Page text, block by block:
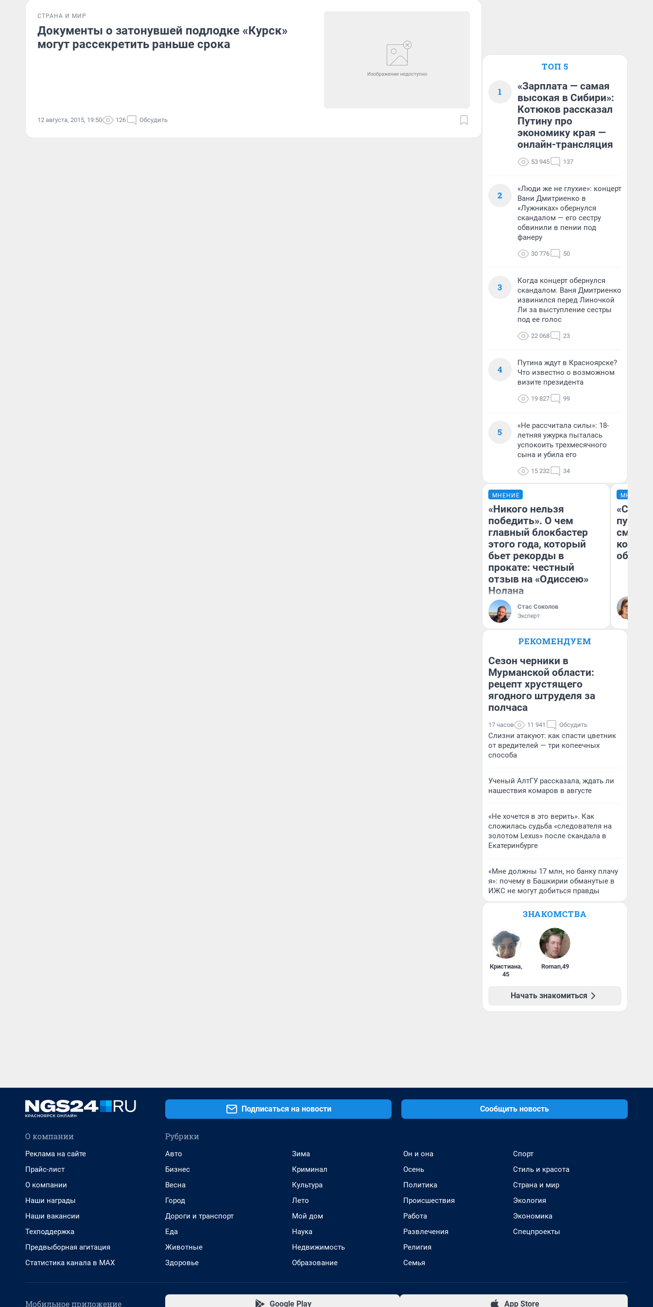
СТРАНА И МИР
Документы о затонувшей подлодке «Курск»
могут рассекретить раньше срока
12 августа, 2015, 19:50 126 Обсудить
ТОП 5
1
«Зарплата — самая
высокая в Сибири»:
Котюков рассказал
Путину про
экономику края —
онлайн-трансляция
53 945 137
2
«Люди же не глухие»: концерт
Вани Дмитриенко в
«Лужниках» обернулся
скандалом — его сестру
обвинили в пении под
фанеру
30 776 50
3
Когда концерт обернулся
скандалом. Ваня Дмитриенко
извинился перед Линочкой
Ли за выступление сестры
под ее голос
22 068 23
4
Путина ждут в Красноярске?
Что известно о возможном
визите президента
19 827 99
5
«Не рассчитала силы»: 18-
летняя ужурка пыталась
успокоить трехмесячного
сына и убила его
15 232 34
МНЕНИЕ
«Никого нельзя
победить». О чем
главный блокбастер
этого года, который
бьет рекорды в
прокате: честный
отзыв на «Одиссею»
Нолана
Стас Соколов
Эксперт
МНЕНИЕ
РЕКОМЕНДУЕМ
Сезон черники в
Мурманской области:
рецепт хрустящего
ягодного штруделя за
полчаса
17 часов 11 941 Обсудить
Слизни атакуют: как спасти цветник
от вредителей — три копеечных
способа
Ученый АлтГУ рассказала, ждать ли
нашествия комаров в августе
«Не хочется в это верить». Как
сложилась судьба «следователя на
золотом Lexus» после скандала в
Екатеринбурге
«Мне должны 17 млн, но банку плачу
я»: почему в Башкирии обманутые в
ИЖС не могут добиться правды
ЗНАКОМСТВА
Кристиана,
45
Roman,49
Начать знакомиться
Подписаться на новости Сообщить новость
О компании
Реклама на сайте
Прайс-лист
О компании
Наши награды
Наши вакансии
Техподдержка
Предвыборная агитация
Статистика канала в MAX
Рубрики
Авто
Бизнес
Весна
Город
Дороги и транспорт
Еда
Животные
Здоровье
Зима
Криминал
Культура
Лето
Мой дом
Наука
Недвижимость
Образование
Он и она
Осень
Политика
Происшествия
Работа
Развлечения
Религия
Семья
Спорт
Стиль и красота
Страна и мир
Экология
Экономика
Спецпроекты
Мобильное приложение Google Play App Store